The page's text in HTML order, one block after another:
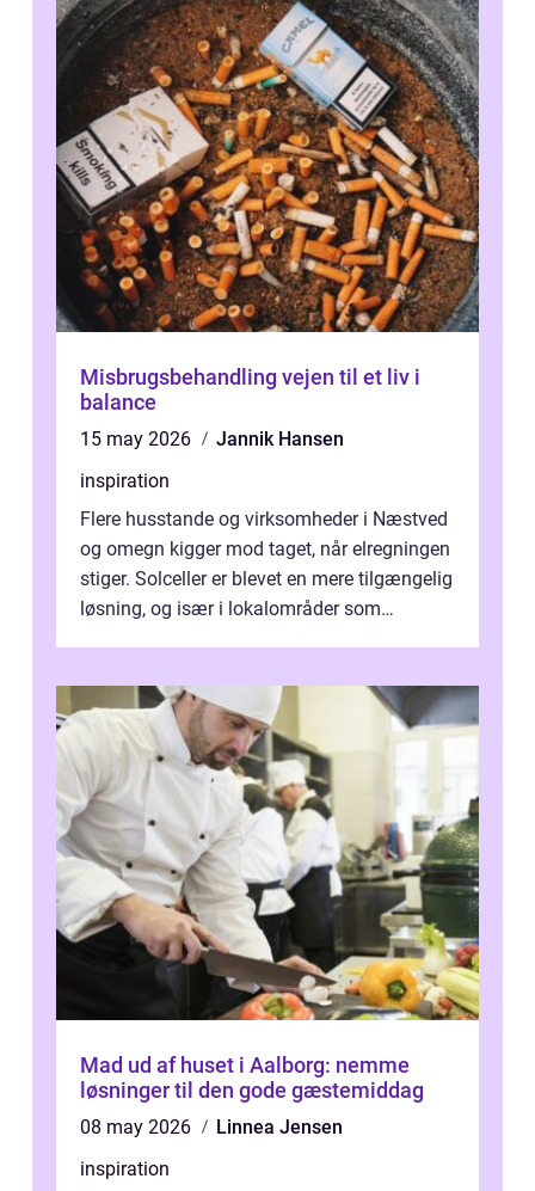
Misbrugsbehandling vejen til et liv i
balance
15 may 2026
Jannik Hansen
inspiration
Flere husstande og virksomheder i Næstved
og omegn kigger mod taget, når elregningen
stiger. Solceller er blevet en mere tilgængelig
løsning, og især i lokalområder som
Mad ud af huset i Aalborg: nemme
løsninger til den gode gæstemiddag
08 may 2026
Linnea Jensen
inspiration